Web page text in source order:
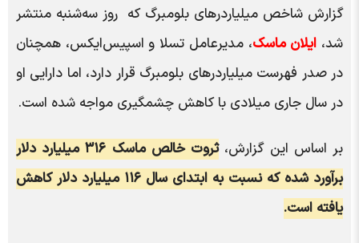
گزارش شاخص میلیاردر‌های بلومبرگ که روز سه‌شنبه منتشر
شد، ایلان ماسک، مدیرعامل تسلا و اسپیس‌ایکس، همچنان
در صدر فهرست میلیاردر‌های بلومبرگ قرار دارد، اما دارایی او
در سال جاری میلادی با کاهش چشمگیری مواجه شده است.
بر اساس این گزارش،
ثروت خالص ماسک ۳۱۶ میلیارد دلار
برآورد شده که نسبت به ابتدای سال ۱۱۶ میلیارد دلار کاهش
یافته است.